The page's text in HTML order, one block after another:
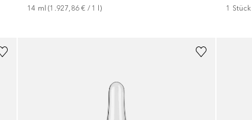
14 ml (1.927,86 € / 1 l) 1 Stück